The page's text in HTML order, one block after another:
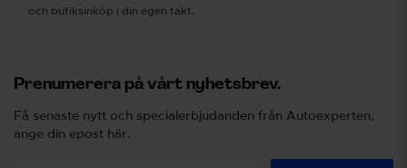
och butiksinköp i din egen takt.
Prenumerera på vårt nyhetsbrev.
Få senaste nytt och specialerbjudanden från Autoexperten,
ange din epost här.